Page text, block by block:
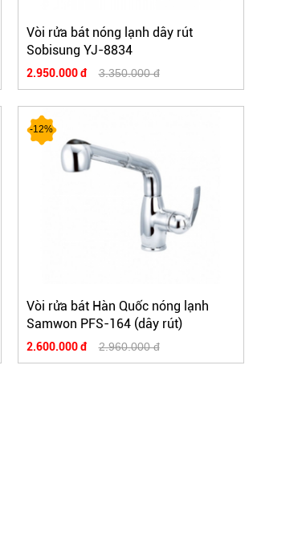
Vòi rửa bát nóng lạnh dây rút
Sobisung YJ-8834
2.950.000 đ 3.350.000 đ
-12%
Vòi rửa bát Hàn Quốc nóng lạnh
Samwon PFS-164 (dây rút)
2.600.000 đ 2.960.000 đ